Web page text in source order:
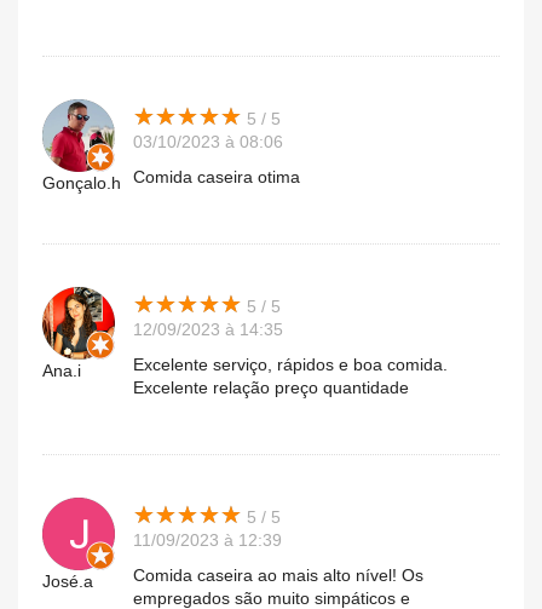
Gonçalo.h
★★★★★
★★★★★ 5 / 5
03/10/2023 à 08:06
Comida caseira otima
Ana.i
★★★★★
★★★★★ 5 / 5
12/09/2023 à 14:35
Excelente serviço, rápidos e boa comida.
Excelente relação preço quantidade
José.a
★★★★★
★★★★★ 5 / 5
11/09/2023 à 12:39
Comida caseira ao mais alto nível! Os
empregados são muito simpáticos e